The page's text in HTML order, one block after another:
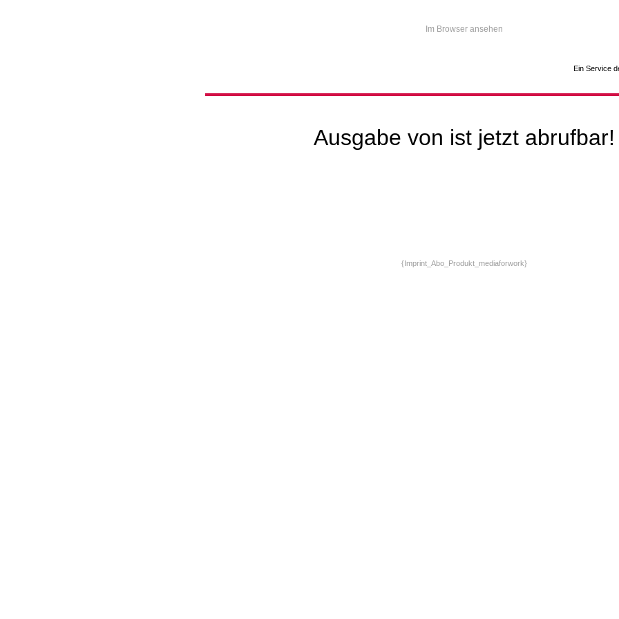
Im Browser ansehen
Ein Service
Ausgabe von ist jetzt abrufbar!
{Imprint_Abo_Produkt_mediaforwork}